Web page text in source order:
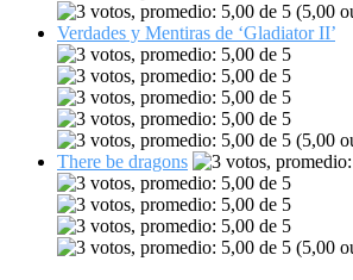
(5,00
Verdades y Mentiras de ‘Gladiator II’
(5,00
There be dragons
(5,00